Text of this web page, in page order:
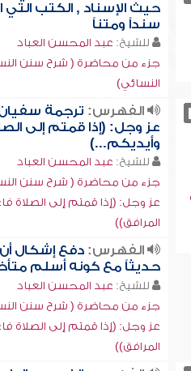
حيث الإسناد , الكتب
سنداً ومتناً
للشيخ: عبد المحسن العباد
جزء من محاضرة ( شرح سنن
النسائي)
الفهرس: ترجمة سفيان
عز وجل: (إذا قمتم إلى
وأيديكم...)
للشيخ: عبد المحسن العباد
جزء من محاضرة ( شرح سنن
عز وجل: (إذا قمتم إلى الصلاة
المرافق))
الفهرس: دفع إشكال أن
حديثاً مع كونه أسلم
للشيخ: عبد المحسن العباد
جزء من محاضرة ( شرح سنن
عز وجل: (إذا قمتم إلى الصلاة
المرافق))